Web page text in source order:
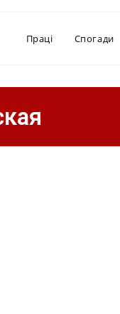
Праці Спогади